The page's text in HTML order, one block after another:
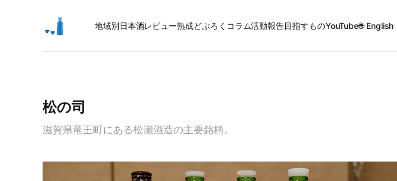
地域別日本酒レビュー熟成どぶろく コラム活動報告目指すものYouTube🌐 English
松の司
滋賀県竜王町にある松瀬酒造の主要銘柄。